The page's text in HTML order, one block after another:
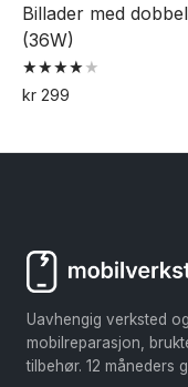
Billader med
(36W)
Vurdert
4.00
kr 299
Uavhengig verksted
mobilreparasjon,
tilbehør. 12 måneders